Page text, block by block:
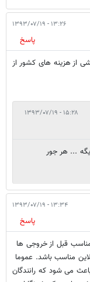
۱۳:۲۶ - ۱۳۹۳/۰۷/۱۹
پاسخ
از هزینه های کشور از
۱۵:۲۸ - ۱۳۹۳/۰۷/۱۹
... هر جور
۱۳:۳۴ - ۱۳۹۳/۰۷/۱۹
پاسخ
مناسب قبل از خروجی ها
مناسب باشد. عموما
می شود که رانندگان